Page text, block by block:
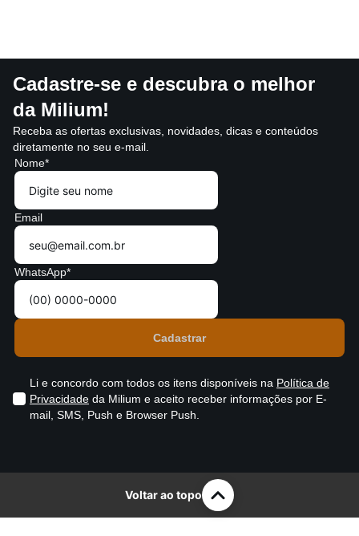
Cadastre-se e descubra o melhor
da Milium!
Receba as ofertas exclusivas, novidades, dicas e conteúdos
diretamente no seu e-mail.
Nome*
Email
WhatsApp*
Li e concordo com todos os itens disponíveis na Política de
Privacidade da Milium e aceito receber informações por E-
mail, SMS, Push e Browser Push.
Voltar ao topo